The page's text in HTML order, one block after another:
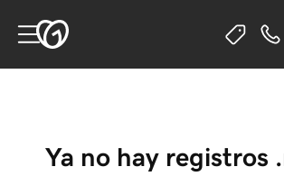
Ya no hay registros